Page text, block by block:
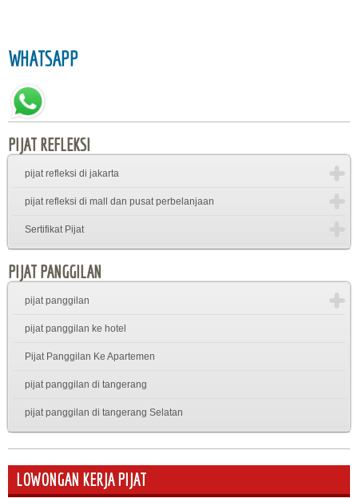
WHATSAPP
PIJAT REFLEKSI
pijat refleksi di jakarta
pijat refleksi di mall dan pusat perbelanjaan
Sertifikat Pijat
PIJAT PANGGILAN
pijat panggilan
pijat panggilan ke hotel
Pijat Panggilan Ke Apartemen
pijat panggilan di tangerang
pijat panggilan di tangerang Selatan
LOWONGAN KERJA PIJAT